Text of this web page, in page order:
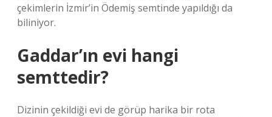
çekimlerin İzmir’in Ödemiş semtinde yapıldığı da
biliniyor.
Gaddar’ın evi hangi
semttedir?
Dizinin çekildiği evi de görüp harika bir rota